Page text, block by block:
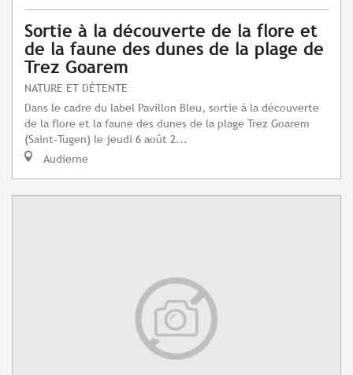
Sortie à la découverte de la flore et
de la faune des dunes de la plage de
Trez Goarem
NATURE ET DÉTENTE
Dans le cadre du label Pavillon Bleu, sortie à la découverte
de la flore et la faune des dunes de la plage Trez Goarem
(Saint-Tugen) le jeudi 6 août 2...
Audierne